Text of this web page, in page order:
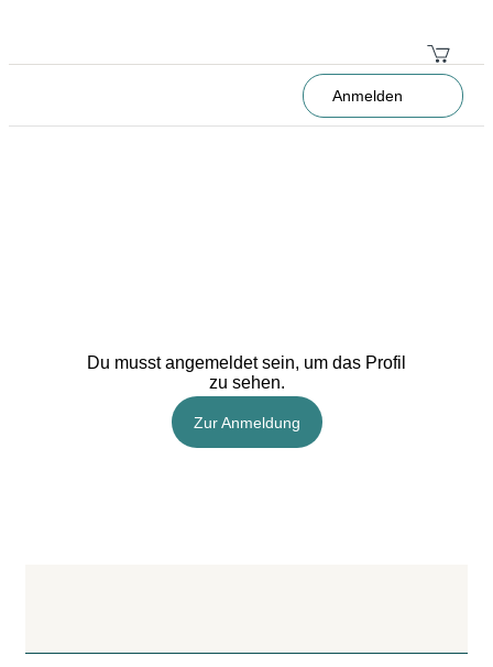
Anmelden
Du musst angemeldet sein, um das Profil
zu sehen.
Zur Anmeldung